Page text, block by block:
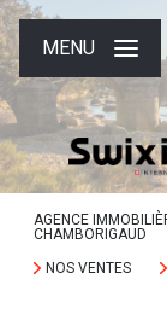
MENU
AGENCE
CHAMBORIGAUD
NOS VENTES